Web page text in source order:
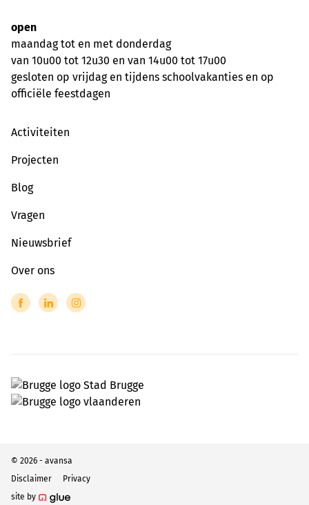
open
maandag tot en met donderdag
van 10u00 tot 12u30 en van 14u00 tot 17u00
gesloten op vrijdag en tijdens schoolvakanties en op
officiële feestdagen
Activiteiten
Projecten
Blog
Vragen
Nieuwsbrief
Over ons
© 2026 - avansa
Disclaimer
Privacy
site by